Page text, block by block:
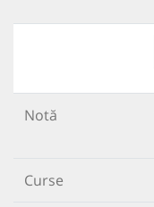
Notă
Curse